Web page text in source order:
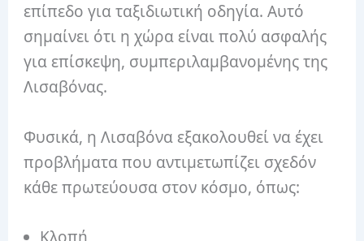
επίπεδο για ταξιδιωτική οδηγία. Αυτό
σημαίνει ότι η χώρα είναι πολύ ασφαλής
για επίσκεψη, συμπεριλαμβανομένης της
Λισαβόνας.
Φυσικά, η Λισαβόνα εξακολουθεί να έχει
προβλήματα που αντιμετωπίζει σχεδόν
κάθε πρωτεύουσα στον κόσμο, όπως: